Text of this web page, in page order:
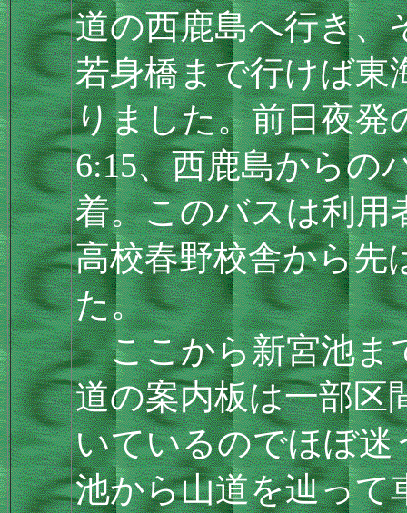
道の西鹿島へ行き、
若身橋まで行けば東
りました。前日夜発
6:15、西鹿島からの
着。このバスは利用
高校春野校舎から先
た。
ここから新宮池ま
道の案内板は一部区
いているのでほぼ
池から山道を辿って